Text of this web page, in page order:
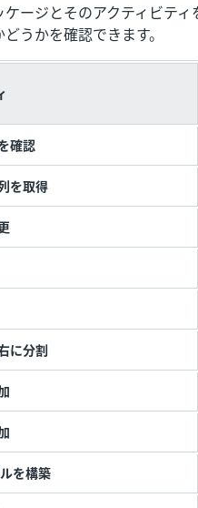
ケージとそのアクティビテ
うかを確認できます。
確認
を取得
に分割
を構築